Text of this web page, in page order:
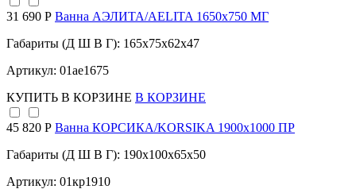
31 690 Р Ванна АЭЛИТА/AELITA 1650х750 МГ
Габариты (Д Ш В Г): 165x75x62x47
Артикул: 01ае1675
КУПИТЬ В КОРЗИНЕ В КОРЗИНЕ
45 820 Р Ванна КОРСИКА/KORSIKA 1900х1000 ПР
Габариты (Д Ш В Г): 190x100x65x50
Артикул: 01кр1910